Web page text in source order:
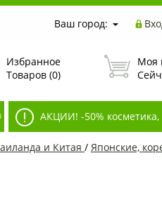
Ваш город:
Избранное
Товаров (0)
Моя
АКЦИИ! -50%
и Китая / Японские,